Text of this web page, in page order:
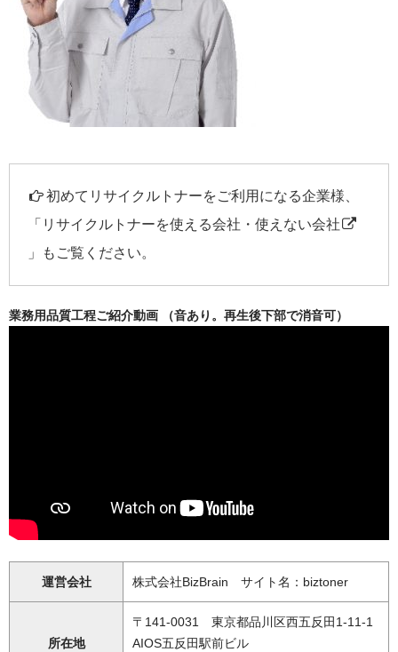
初めてリサイクルトナーをご利用になる企業様、
「 リサイクルトナーを使える会社・使えない会社
」もご覧ください。
業務用品質工程ご紹介動画 （音あり。再生後下部で消音可）
運営会社 株式会社BizBrain サイト名：biztoner
所在地
〒141-0031 東京都品川区西五反田1-11-1
AIOS五反田駅前ビル